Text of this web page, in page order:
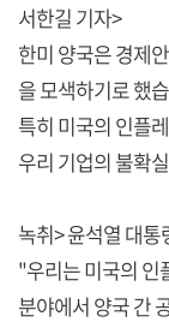
서한길 기자>
한미 양국은 경제
을 모색하기로 했
특히 미국의 인플
우리 기업의 불확
녹취> 윤석열 대통
"우리는 미국의 인
분야에서 양국 간